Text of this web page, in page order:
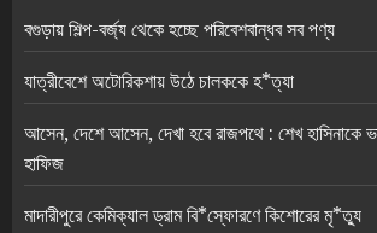
বগুড়ায় শিল্প-বর্জ্য থেকে হচ্ছে পরিবেশবান্ধব সব পণ্য
যাত্রীবেশে অটোরিকশায় উঠে চালককে হ*ত্যা
আসেন, দেশে আসেন, দেখা হবে রাজপথে : শেখ হাসিনাকে
হাফিজ
মাদারীপুরে কেমিক্যাল ড্রাম বি*স্ফোরণে কিশোরের মৃ*ত্যু